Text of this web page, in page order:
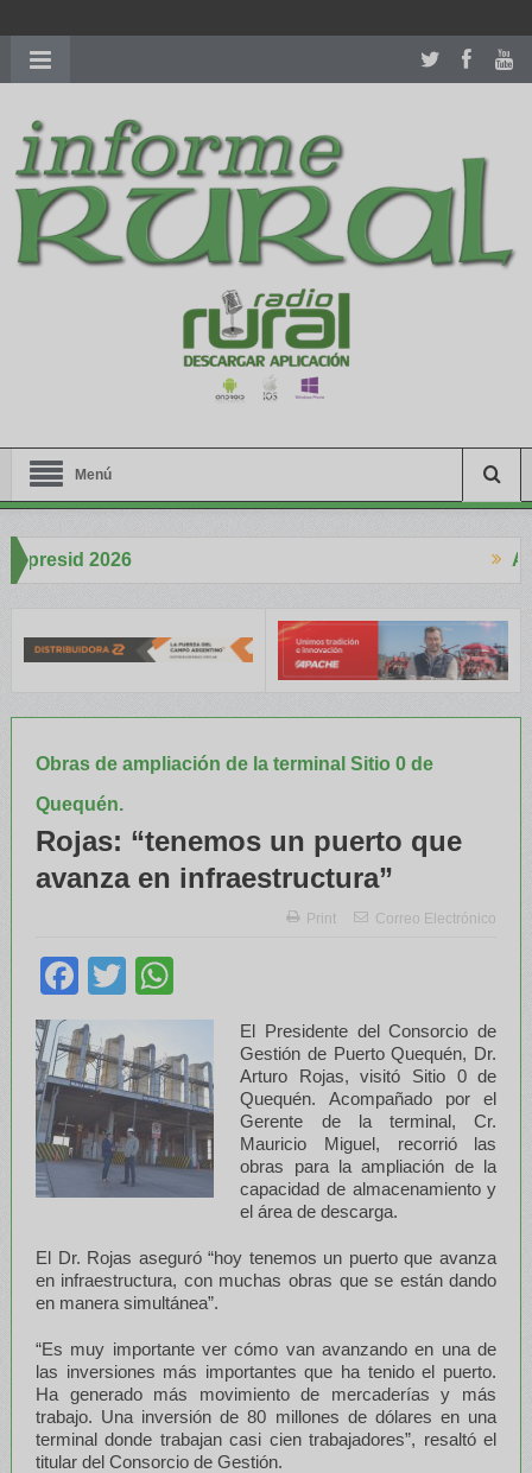
richardmillereplica
women.patekphilippe.tofor sale in usa recognized command with
dining room table ceremony. welcome to our
perfectwatches.is
shop. best youngsexdoll.comwith professional customer
services. 1: 1 design high
https://reallydiamond.com/
Menú
Obras de ampliación de la terminal Sitio 0 de
Quequén.
Rojas: “tenemos un puerto que
avanza en infraestructura”
Print Correo Electrónico
Facebook
Twitter
El Presidente del Consorcio de
Gestión de Puerto Quequén, Dr.
Arturo Rojas, visitó Sitio 0 de
Quequén. Acompañado por el
Gerente de la terminal, Cr.
Mauricio Miguel, recorrió las
obras para la ampliación de la
capacidad de almacenamiento y
el área de descarga.
El Dr. Rojas aseguró “hoy tenemos un puerto que avanza
en infraestructura, con muchas obras que se están dando
en manera simultánea”.
“Es muy importante ver cómo van avanzando en una de
las inversiones más importantes que ha tenido el puerto.
Ha generado más movimiento de mercaderías y más
trabajo. Una inversión de 80 millones de dólares en una
terminal donde trabajan casi cien trabajadores”, resaltó el
titular del Consorcio de Gestión.